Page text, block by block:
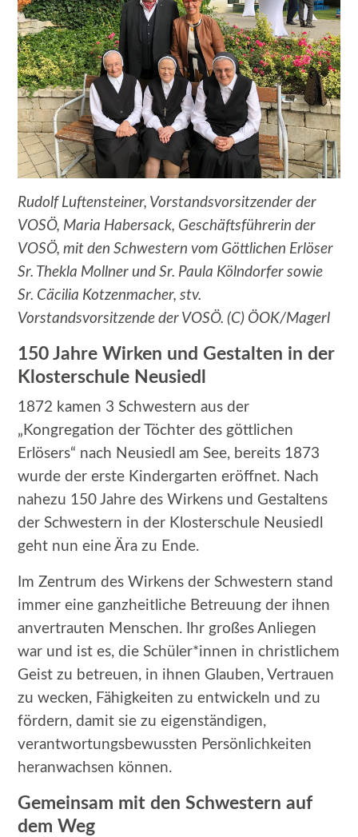
Rudolf Luftensteiner, Vorstandsvorsitzender der
VOSÖ, Maria Habersack, Geschäftsführerin der
VOSÖ, mit den Schwestern vom Göttlichen Erlöser
Sr. Thekla Mollner und Sr. Paula Kölndorfer sowie
Sr. Cäcilia Kotzenmacher, stv.
Vorstandsvorsitzende der VOSÖ. (C) ÖOK/Magerl
150 Jahre Wirken und Gestalten in der
Klosterschule Neusiedl
1872 kamen 3 Schwestern aus der
„Kongregation der Töchter des göttlichen
Erlösers“ nach Neusiedl am See, bereits 1873
wurde der erste Kindergarten eröffnet. Nach
nahezu 150 Jahre des Wirkens und Gestaltens
der Schwestern in der Klosterschule Neusiedl
geht nun eine Ära zu Ende.
Im Zentrum des Wirkens der Schwestern stand
immer eine ganzheitliche Betreuung der ihnen
anvertrauten Menschen. Ihr großes Anliegen
war und ist es, die Schüler*innen in christlichem
Geist zu betreuen, in ihnen Glauben, Vertrauen
zu wecken, Fähigkeiten zu entwickeln und zu
fördern, damit sie zu eigenständigen,
verantwortungsbewussten Persönlichkeiten
heranwachsen können.
Gemeinsam mit den Schwestern auf
dem Weg